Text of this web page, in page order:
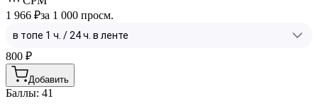
1 966 ₽за 1 000 просм.
800 ₽
Добавить
Баллы: 41